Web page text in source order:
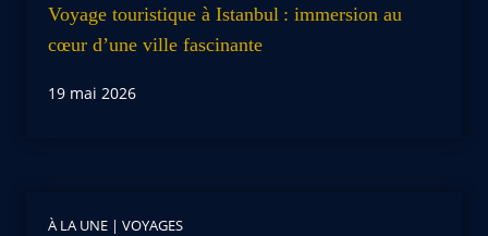
Voyage touristique à Istanbul : immersion au
cœur d’une ville fascinante
19 mai 2026
À LA UNE | VOYAGES